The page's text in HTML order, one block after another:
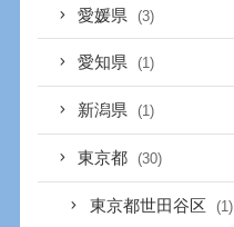
愛媛県 (3)
愛知県 (1)
新潟県 (1)
東京都 (30)
東京都世田谷区 (1)